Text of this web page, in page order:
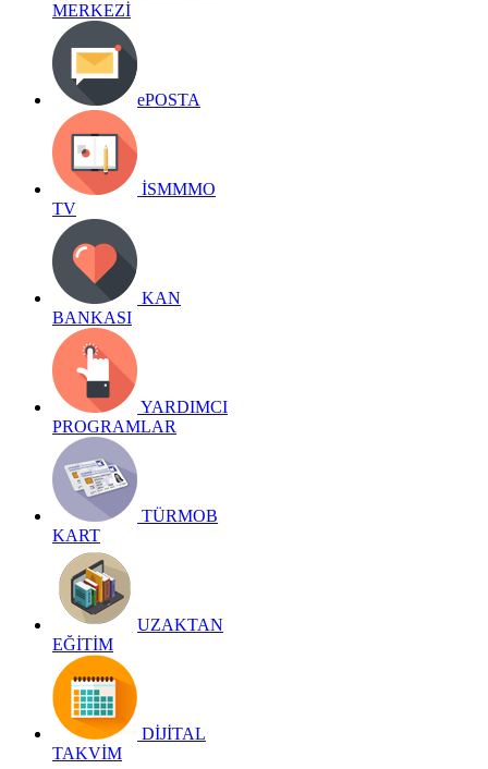
MERKEZİ
ePOSTA
İSMMMO
TV
KAN
BANKASI
YARDIMCI
PROGRAMLAR
TÜRMOB
KART
UZAKTAN
EĞİTİM
DİJİTAL
TAKVİM